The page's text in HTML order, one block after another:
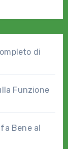
di
Funzione
Bene al